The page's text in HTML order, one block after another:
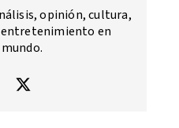
opinión, cultura,
en